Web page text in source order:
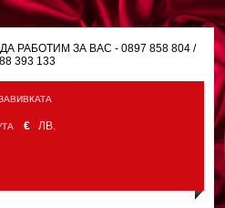
РАБОТИМ ЗА ВАС - 0897 858 804 /
393 133
€ ЛВ.